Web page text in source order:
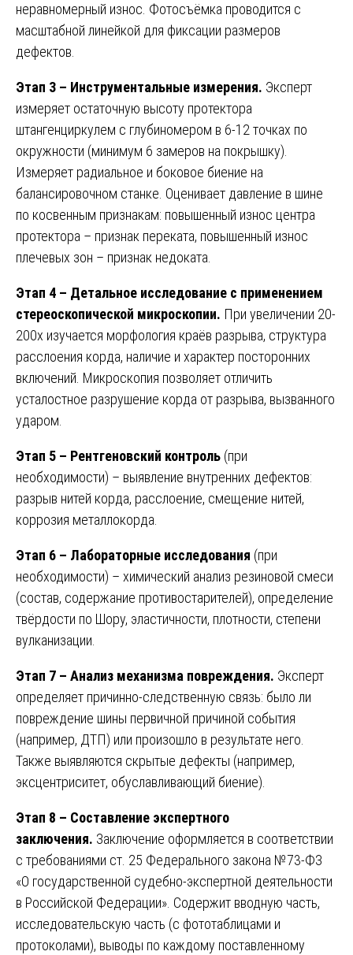
неравномерный износ. Фотосъёмка проводится с
масштабной линейкой для фиксации размеров
дефектов.
Этап 3 – Инструментальные измерения. Эксперт
измеряет остаточную высоту протектора
штангенциркулем с глубиномером в 6-12 точках по
окружности (минимум 6 замеров на покрышку).
Измеряет радиальное и боковое биение на
балансировочном станке. Оценивает давление в шине
по косвенным признакам: повышенный износ центра
протектора – признак переката, повышенный износ
плечевых зон – признак недоката.
Этап 4 – Детальное исследование с применением
стереоскопической микроскопии. При увеличении 20-
200x изучается морфология краёв разрыва, структура
расслоения корда, наличие и характер посторонних
включений. Микроскопия позволяет отличить
усталостное разрушение корда от разрыва, вызванного
ударом.
Этап 5 – Рентгеновский контроль (при
необходимости) – выявление внутренних дефектов:
разрыв нитей корда, расслоение, смещение нитей,
коррозия металлокорда.
Этап 6 – Лабораторные исследования (при
необходимости) – химический анализ резиновой смеси
(состав, содержание противостарителей), определение
твёрдости по Шору, эластичности, плотности, степени
вулканизации.
Этап 7 – Анализ механизма повреждения. Эксперт
определяет причинно-следственную связь: было ли
повреждение шины первичной причиной события
(например, ДТП) или произошло в результате него.
Также выявляются скрытые дефекты (например,
эксцентриситет, обуславливающий биение).
Этап 8 – Составление экспертного
заключения. Заключение оформляется в соответствии
с требованиями ст. 25 Федерального закона №73-ФЗ
«О государственной судебно-экспертной деятельности
в Российской Федерации». Содержит вводную часть,
исследовательскую часть (с фототаблицами и
протоколами), выводы по каждому поставленному